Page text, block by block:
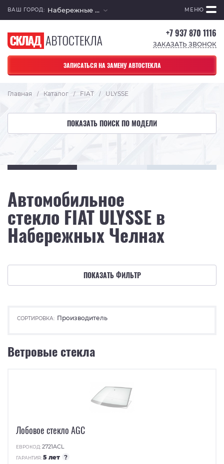
ВАШ ГОРОД: Набережные Челны МЕНЮ
+7 937 870 1116
ЗАКАЗАТЬ ЗВОНОК
ЗАПИСАТЬСЯ НА ЗАМЕНУ АВТОСТЕКЛА
Главная / Каталог / FIAT / ULYSSE
ПОКАЗАТЬ ПОИСК ПО МОДЕЛИ
Автомобильное
стекло FIAT ULYSSE в
Набережных Челнах
ПОКАЗАТЬ ФИЛЬТР
СОРТИРОВКА: Производитель
Ветровые стекла
Лобовое стекло AGC
ЕВРОКОД:2721ACL
ГАРАНТИЯ:5 лет ?